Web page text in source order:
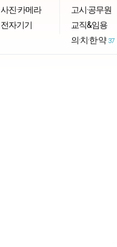
사진·카메라
전자기기
고시·공무원
교직&임용
의·치·한·약 37